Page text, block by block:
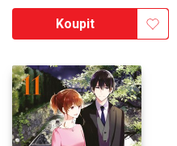
Koupit